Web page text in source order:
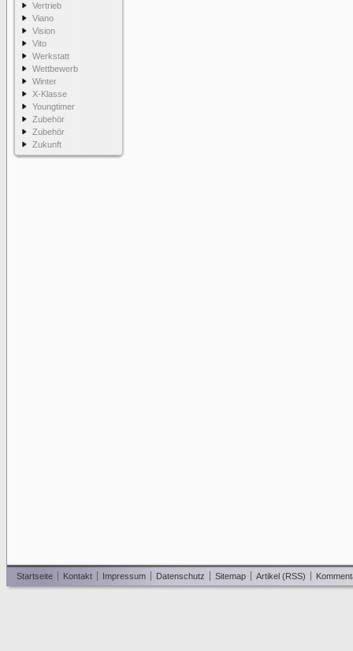
Vertrieb
Viano
Vision
Vito
Werkstatt
Wettbewerb
Winter
X-Klasse
Youngtimer
Zubehör
Zubehör
Zukunft
Startseite Kontakt Impressum Datenschutz Sitemap Artikel (RSS)